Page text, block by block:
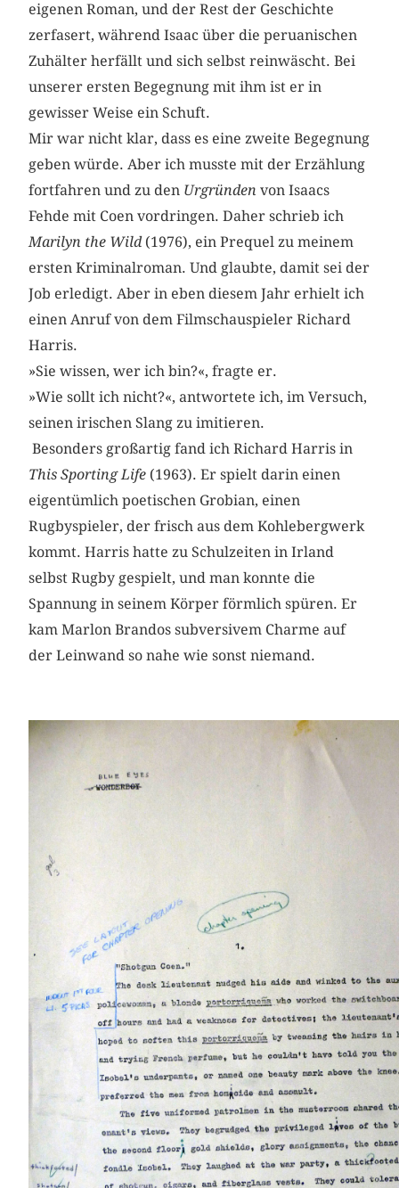
eigenen Roman, und der Rest der Geschichte
zerfasert, während Isaac über die peruanischen
Zuhälter herfällt und sich selbst reinwäscht. Bei
unserer ersten Begegnung mit ihm ist er in
gewisser Weise ein Schuft.
Mir war nicht klar, dass es eine zweite Begegnung
geben würde. Aber ich musste mit der Erzählung
fortfahren und zu den Urgründen von Isaacs
Fehde mit Coen vordringen. Daher schrieb ich
Marilyn the Wild(1976), ein Prequel zu meinem
ersten Kriminalroman. Und glaubte, damit sei der
Job erledigt. Aber in eben diesem Jahr erhielt ich
einen Anruf von dem Filmschauspieler Richard
Harris.
»Sie wissen, wer ich bin?«, fragte er.
»Wie sollt ich nicht?«, antwortete ich, im Versuch,
seinen irischen Slang zu imitieren.
Besonders großartig fand ich Richard Harris in
This Sporting Life (1963). Er spielt darin einen
eigentümlich poetischen Grobian, einen
Rugbyspieler, der frisch aus dem Kohlebergwerk
kommt. Harris hatte zu Schulzeiten in Irland
selbst Rugby gespielt, und man konnte die
Spannung in seinem Körper förmlich spüren. Er
kam Marlon Brandos subversivem Charme auf
der Leinwand so nahe wie sonst niemand.